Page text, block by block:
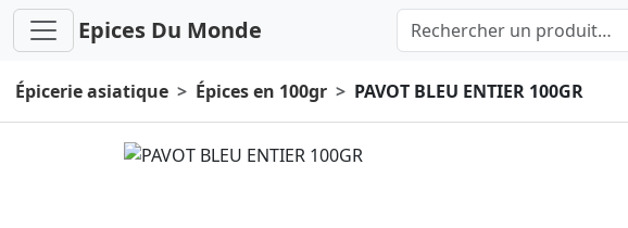
Epices Du Monde
Épicerie asiatique Épices en 100gr PAVOT BLEU ENTIER 100GR